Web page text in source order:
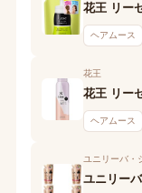
花王 リー
ヘアムース
花王
ヘアムース
ユニリーバ・